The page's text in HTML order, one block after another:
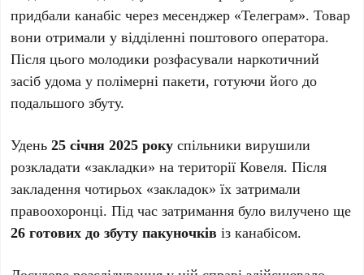
придбали канабіс через месенджер «Телеграм». Товар
вони отримали у відділенні поштового оператора.
Після цього молодики розфасували наркотичний
засіб удома у полімерні пакети, готуючи його до
подальшого збуту.
Удень25 січня 2025 року спільники вирушили
розкладати «закладки» на території Ковеля. Після
закладення чотирьох «закладок» їх затримали
правоохоронці. Під час затримання було вилучено ще
26 готових до збуту пакуночків із канабісом.